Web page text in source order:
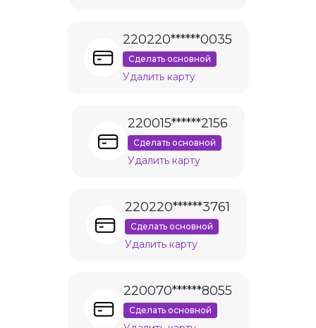
220220******0035
Сделать основной
Удалить карту
220015******2156
Сделать основной
Удалить карту
220220******3761
Сделать основной
Удалить карту
220070******8055
Сделать основной